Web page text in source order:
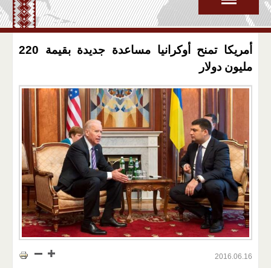
أمريكا تمنح أوكرانيا مساعدة جديدة بقيمة 220
مليون دولار
2016.06.16